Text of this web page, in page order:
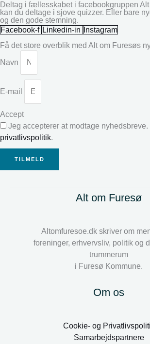
Deltag i fællesskabet i facebookgruppen
kan du deltage i sjove quizzer. Eller bare
og den gode stemning.
Facebook-f Linkedin-in
Instagram
Få det store overblik med Alt om Furesøs
Navn
E-mail
Accept
Jeg accepterer at modtage
privatlivspolitik.
TILMELD
Alt om Furesø
Altomfuresoe.dk skriver om
foreninger, erhvervsliv, politik og
trummerum
i Furesø Kommune.
Om os
Cookie- og
Samarbejdspartnere